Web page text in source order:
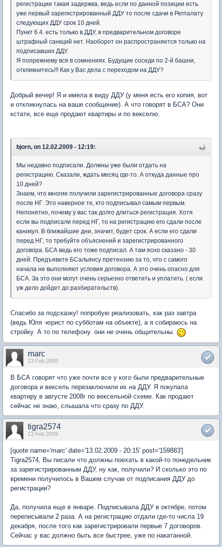
регистрации такая задержка, ведь если по данной позиции есть
уже первый зарегистрированный ДДУ то после сдачи в Регпалату
следующих ДДУ срок 10 дней.
Пункт 6.4. есть только в ДДУ, в предварительном договоре
штрафный санкций нет. Наоборот он распространяется только на
подписавших ДДУ.
Я попрежнему вся в сомнениях. Будущие соседи по 2-й башни,
откликнитесь!!! Как у Вас дела с переходом на ДДУ?
Добрый вечер! Я и имела в виду ДДУ (у меня есть его копия, вот
и откликнулась на ваше сообщение). А что говорят в БСА? Они
кстати, все еще продают квартиры и по векселю.
bjorn, on 12.02.2009 - 12:19:
Мы недавно подписали. Должны уже были отдать на
регистрацию. Сказали, ждать месяц где-то. А откуда данные про
10 дней?
Знаем, что многие получили зарегистрированные договора сразу
после НГ. Это наверное те, кто подписывал самым первым.
Непонятно, почему у вас так долго длиться регистрация. Хотя
если вы подписали перед НГ, то на регистрацию его сдали после
каникул. В ближайшие дни, значит, будет срок. А если его сдали
перед НГ, то требуйте объяснений и зарегистрированного
договора. БСА ведь его тоже подписал. А там ясно сказано - 30
дней. Предъявите БСальянсу претензию за то, что с самого
начала не выполняют условия договора. А это очень опасно для
БСА. За это они могут очень серьезно ответить и уплатить. ( если
уж дело дойдет до разбирательств).
Спасибо за подсказку! попробую реализовать, как раз завтра
(ведь Юля -юрист по субботам на объекте), а я собираюсь на
стройку. А то по телефону. они не очень общительны.
marc
13 Feb 2009
В БСА говорят что уже почти все у кого были предварительные
договора и вексель перезаключили их на ДДУ. Я покупала
квартиру в августе 2008г по вексельной схеме. Как продают
сейчас не знаю, слышала что сразу по ДДУ.
tigra2574
13 Feb 2009
[quote name='marc' date='13.02.2009 - 20:15' post='159883']
Tigra2574, Вы писали что должны поехать в какой-то понедельник
за зарегистрированным ДДУ, ну как, получили? И сколько это по
времени получилось в Вашем случае от подписания ДДУ до
регистрации?
Да, получила еще в январе. Подписывала ДДУ в октябре, потом
переписывали 2 раза. А на регистрацию отдали где-то числа 19
декабря, после того как зарегистрировали первые 7 договоров.
Сейчас у вас должно быть все быстрее, уже по накатанной.